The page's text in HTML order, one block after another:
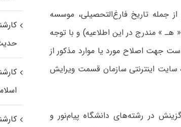
جمله تاریخ فارغ‌التحصیلی، موسسه
» مندرج در این اطلاعیه) و با توجه‌
جهت اصلاح مورد یا موارد مذکور از
تا تاریخ ۲۵ بهمن ماه ۹۲ منحصراً به سایت اینترنتی سازمان قسمت ویرایش
در رشته‌های دانشگاه پیام‌نور و